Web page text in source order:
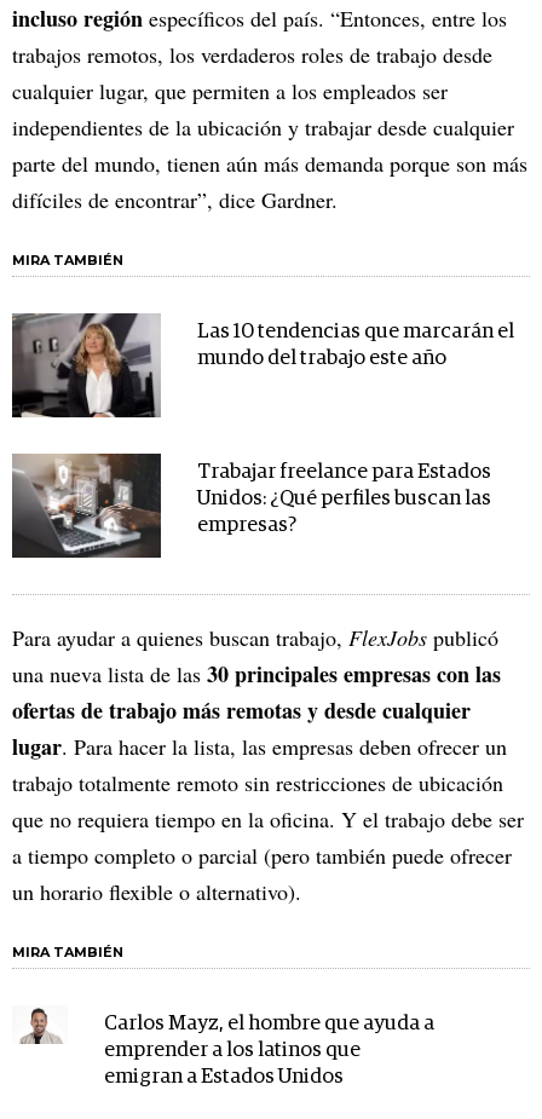
incluso región específicos del país. “Entonces, entre los
trabajos remotos, los verdaderos roles de trabajo desde
cualquier lugar, que permiten a los empleados ser
independientes de la ubicación y trabajar desde cualquier
parte del mundo, tienen aún más demanda porque son más
difíciles de encontrar”, dice Gardner.
MIRA TAMBIÉN
Las 10 tendencias que marcarán el
mundo del trabajo este año
Trabajar freelance para Estados
Unidos: ¿Qué perfiles buscan las
empresas?
Para ayudar a quienes buscan trabajo, FlexJobs publicó
una nueva lista de las 30 principales empresas con las
ofertas de trabajo más remotas y desde cualquier
lugar. Para hacer la lista, las empresas deben ofrecer un
trabajo totalmente remoto sin restricciones de ubicación
que no requiera tiempo en la oficina. Y el trabajo debe ser
a tiempo completo o parcial (pero también puede ofrecer
un horario flexible o alternativo).
MIRA TAMBIÉN
Carlos Mayz, el hombre que ayuda a
emprender a los latinos que
emigran a Estados Unidos